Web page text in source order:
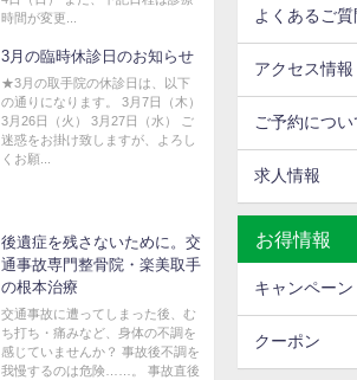
時間が変更...
3月の臨時休診日のお知らせ
★3月の取手院の休診日は、以下
の通りになります。 3月7日（木）
3月26日（火） 3月27日（水） ご
迷惑をお掛け致しますが、よろし
くお願...
後遺症を残さないために。交
通事故専門整骨院・楽美取手
の根本治療
交通事故に遭ってしまった後、む
ち打ち・痛みなど、身体の不調を
感じていませんか？ 事故後不調を
我慢するのは危険……。 事故直後
よくあるご質
アクセス情報
ご予約につい
求人情報
お得情報
キャンペーン
クーポン